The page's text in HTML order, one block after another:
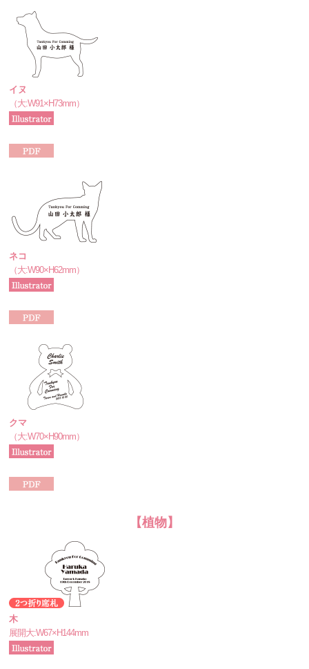
イヌ
（大:W91×H73mm）
ネコ
（大:W90×H62mm）
クマ
（大:W70×H90mm）
【植物】
木
展開大:W67×H144mm